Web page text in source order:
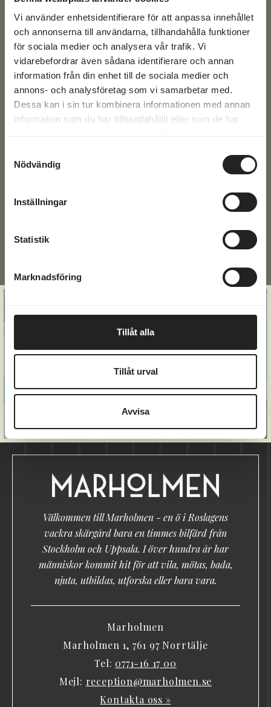
Vi använder enhetsidentifierare för att anpassa innehållet
och annonserna till användarna, tillhandahålla funktioner
för sociala medier och analysera vår trafik. Vi
vidarebefordrar även sådana identifierare och annan
information från din enhet till de sociala medier och
annons- och analysföretag som vi samarbetar med.
Dessa kan i sin tur kombinera informationen med annan
information som du har tillhandahållit eller som de har
Nödvändig
Inställningar
Statistik
Marknadsföring
Tillåt alla
Tillåt urval
Avvisa
på +46 771-16 17 00
Svaren på de vanligaste frågorna hittar du här >>
E-
post
(Required)
Phone
Alternative:
Välkommen till Marholmen - en ö i Roslagens
vackra skärgård bara en timmes bilfärd från
Stockholm och Uppsala. I över hundra år har
människor kommit hit för att vila, mötas, bada,
njuta, utbildas, utforska eller bara vara.
Marholmen
Marholmen 1, 761 97 Norrtälje
Tel: 0771-16 17 00
Mejl: reception@marholmen.se
Kontakta oss »